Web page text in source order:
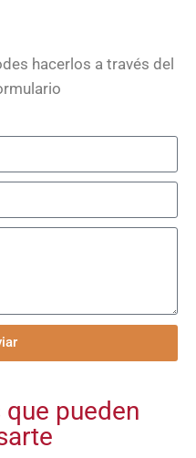
hacerlos a través del
pueden